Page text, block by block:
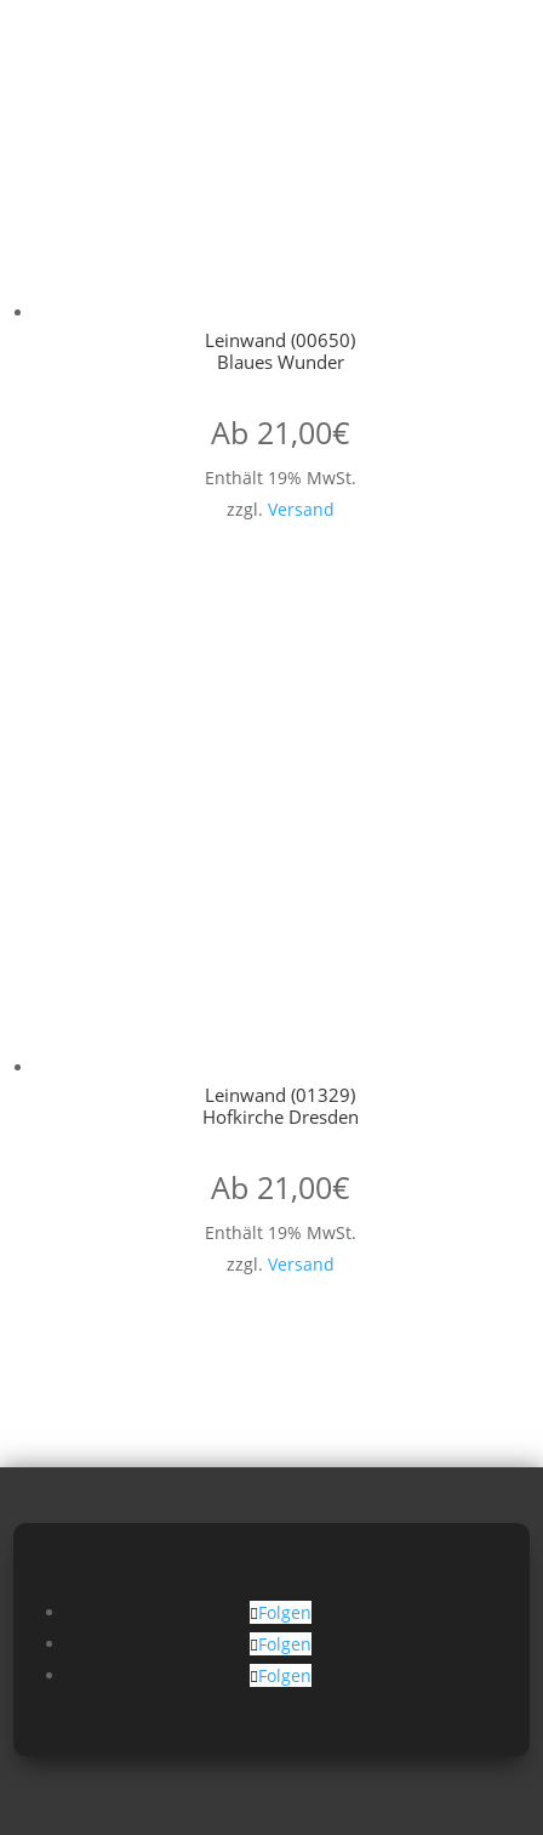
Leinwand (00650)
Blaues Wunder
Ab 21,00€
Enthält 19% MwSt.
zzgl. Versand
Leinwand (01329)
Hofkirche Dresden
Ab 21,00€
Enthält 19% MwSt.
zzgl. Versand
Folgen
Folgen
Folgen